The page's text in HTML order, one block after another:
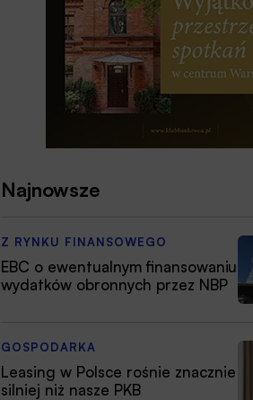
Najnowsze
Z RYNKU FINANSOWEGO
EBC o ewentualnym finansowaniu
wydatków obronnych przez NBP
GOSPODARKA
Leasing w Polsce rośnie znacznie
silniej niż nasze PKB